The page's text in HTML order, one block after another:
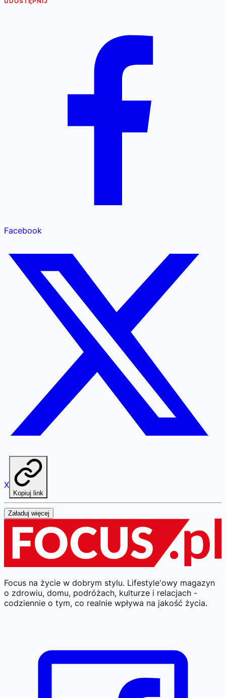
Facebook
X
Kopiuj link
Załaduj więcej
Focus na życie w dobrym stylu. Lifestyle'owy magazyn
o zdrowiu, domu, podróżach, kulturze i relacjach -
codziennie o tym, co realnie wpływa na jakość życia.